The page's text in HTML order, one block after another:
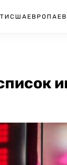
США ЕВРОПА